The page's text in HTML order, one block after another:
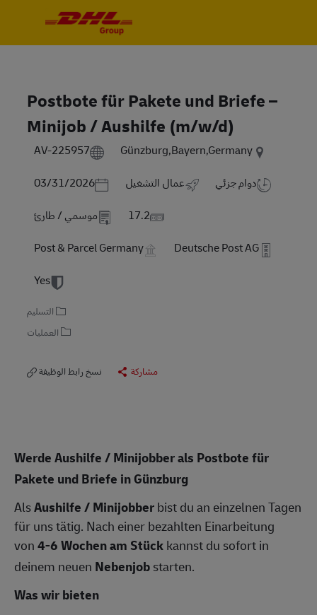
Postbote für Pakete und Briefe –
Minijob / Aushilfe (m/w/d)
AV-225957 Günzburg,Bayern,Germany
Posted Date
03/31/2026 عمال التشغيل دوام جزئي
موسمي / طارئ 17.2
Post & Parcel Germany Deutsche Post AG
Yes
التسليم
العمليات
نسخ رابط الوظيفة مشاركة
Werde Aushilfe / Minijobber als Postbote für
Pakete und Briefe in Günzburg
AlsAushilfe / Minijobberbist du an einzelnen Tagen
für uns tätig. Nach einer bezahlten Einarbeitung
von4-6 Wochen am Stückkannst du sofort in
deinem neuen Nebenjobstarten.
Was wir bieten